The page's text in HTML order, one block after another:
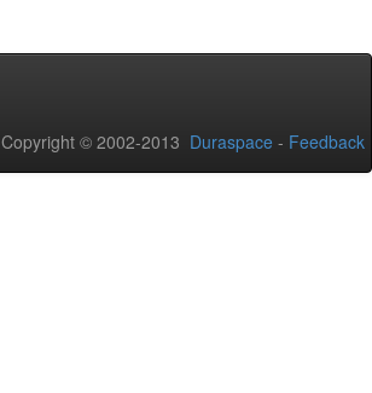
Copyright © 2002-2013 Duraspace - Feedback